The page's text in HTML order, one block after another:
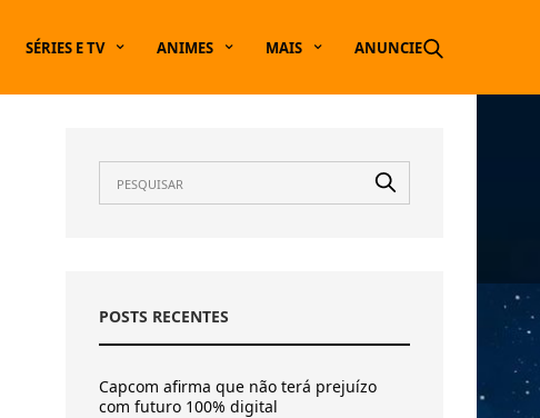
SÉRIES E TV ANIMES MAIS ANUNCIE
POSTS RECENTES
Capcom afirma que não terá prejuízo
com futuro 100% digital